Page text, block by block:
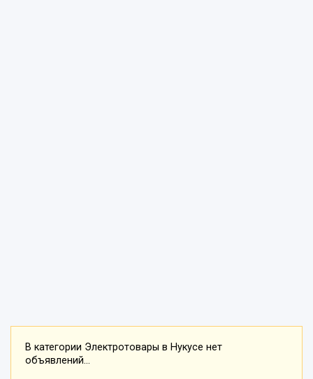
В категории Электротовары в Нукусе нет
объявлений...